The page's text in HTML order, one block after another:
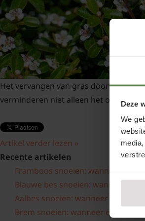
Deze
We
Het vervangen van gras door
verminderen niet alleen het
Artikel verder lezen »
Recente artikelen
Framboos snoeien: wanneer en
Blauwe bes snoeien: wanneer en
Aalbes snoeien: wanneer en hoe?
Brem snoeien: wanneer en hoe?